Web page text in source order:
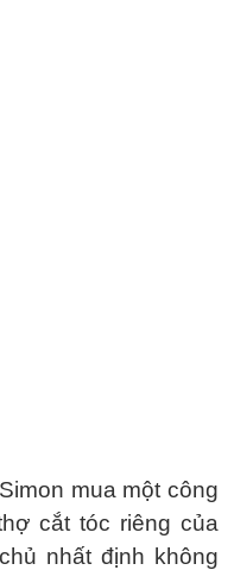
mua một công
cắt tóc riêng của
nhất định không